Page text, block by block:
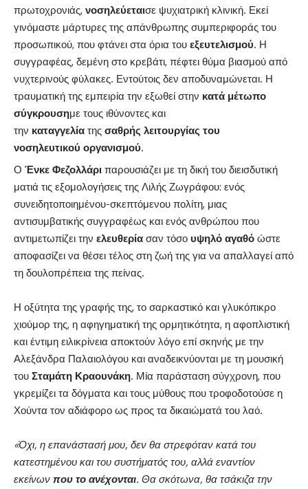
πρωτοχρονιάς, νοσηλεύεταισε ψυχιατρική κλινική. Εκεί
γινόμαστε μάρτυρες της απάνθρωπης συμπεριφοράς του
προσωπικού, που φτάνει στα όρια του εξευτελισμού. Η
συγγραφέας, δεμένη στο κρεβάτι, πέφτει θύμα βιασμού από
νυχτερινούς φύλακες. Εντούτοις δεν αποδυναμώνεται. Η
τραυματική της εμπειρία την εξωθεί στην κατά μέτωπο
σύγκρουσημε τους ιθύνοντες και
την καταγγελία της σαθρής λειτουργίας του
νοσηλευτικού οργανισμού.
Ο Ένκε Φεζολλάρι παρουσιάζει με τη δική του διεισδυτική
ματιά τις εξομολογήσεις της Λιλής Ζωγράφου: ενός
συνειδητοποιημένου-σκεπτόμενου πολίτη, μιας
αντισυμβατικής συγγραφέως και ενός ανθρώπου που
αντιμετωπίζει την ελευθερία σαν τόσο υψηλό αγαθό ώστε
αποφασίζει να θέσει τέλος στη ζωή της για να απαλλαγεί από
τη δουλοπρέπεια της πείνας.
Η οξύτητα της γραφής της, το σαρκαστικό και γλυκόπικρο
χιούμορ της, η αφηγηματική της ορμητικότητα, η αφοπλιστική
και έντιμη ειλικρίνεια αποκτούν λόγο επί σκηνής με την
Αλεξάνδρα Παλαιολόγου και αναδεικνύονται με τη μουσική
του Σταμάτη Κραουνάκη. Μία παράσταση σύγχρονη, που
γκρεμίζει τα δόγματα και τους μύθους που τροφοδοτούσε η
Χούντα τον αδιάφορο ως προς τα δικαιώματά του λαό.
«Όχι, η επανάστασή μου, δεν θα στρεφόταν κατά του
κατεστημένου και του συστήματός του, αλλά εναντίον
εκείνων που το ανέχονται. Θα σκότωνα, θα τσάκιζα την